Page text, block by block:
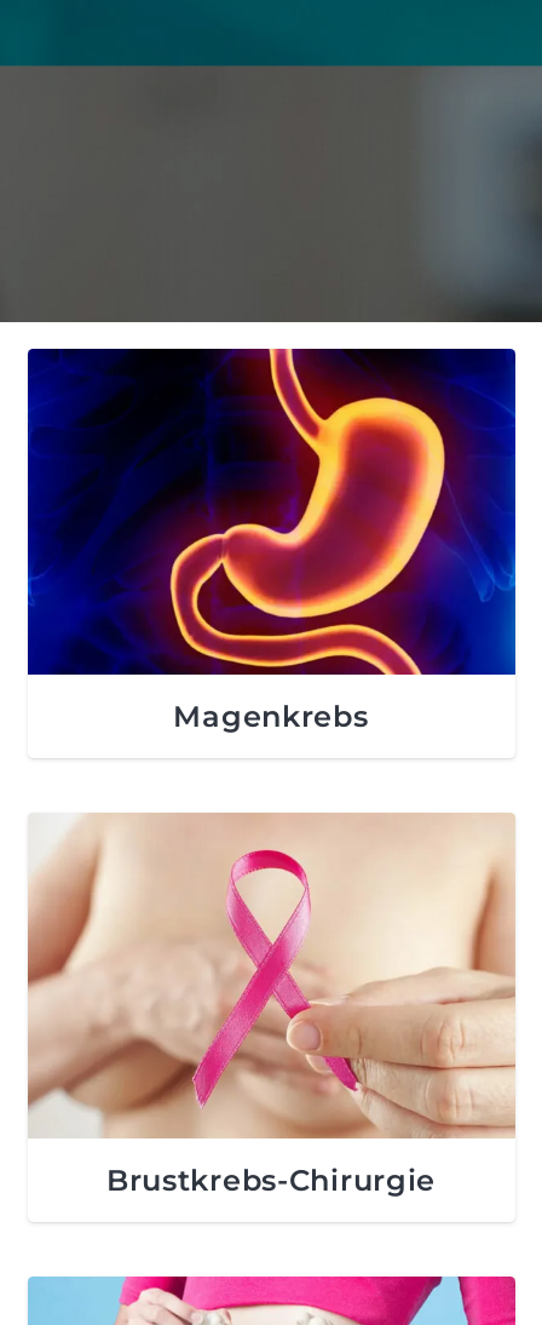
Magenkrebs
Brustkrebs-Chirurgie